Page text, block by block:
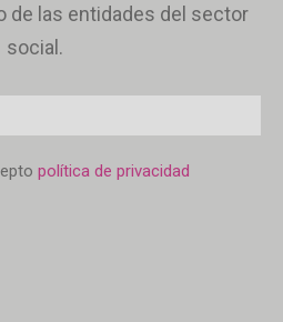
de las entidades del sector
social.
política de privacidad